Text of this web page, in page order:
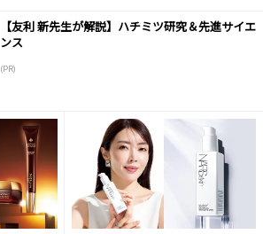
【友利 新先生が解説】ハチミツ研究＆先進サイエ
ンス
(PR)